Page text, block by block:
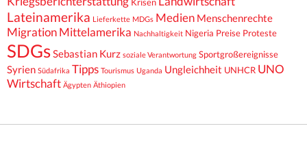
Krisen
Lateinamerika Lieferkette MDGs Medien Menschenrechte
Migration Mittelamerika Nachhaltigkeit Nigeria Preise Proteste
SDGsSebastian Kurz soziale Verantwortung Sportgroßereignisse
Syrien Südafrika Tipps Tourismus Uganda Ungleichheit UNHCR UNO
Wirtschaft Ägypten Äthiopien